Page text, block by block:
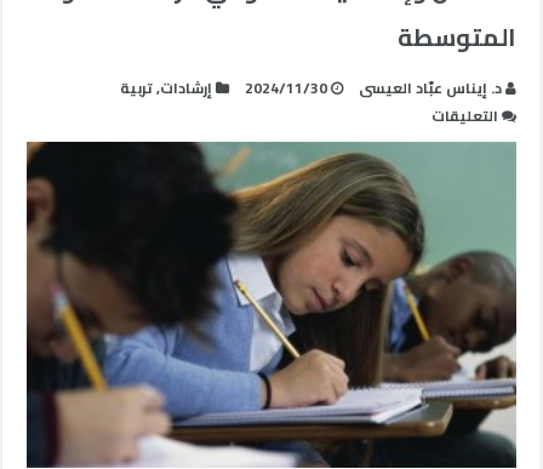
المتوسطة
د. إيناس عبّاد العيسى 2024/11/30 إرشادات,تربية
التعليقات
خصائص
وإشكاليات
النمو
في
مرحلة
الطفولة
المتوسطة
مغلقة